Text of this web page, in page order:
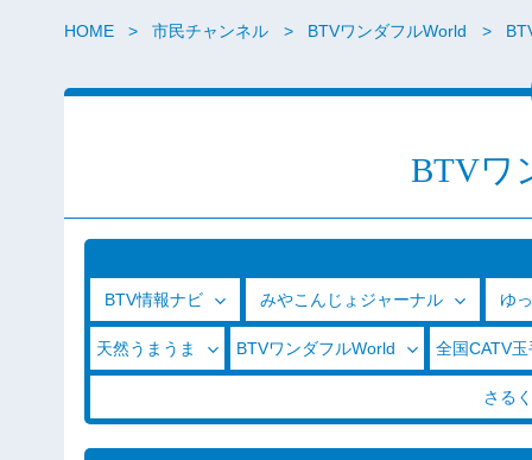
HOME 市民チャンネル BTVワンダフルWorld
BTVワ
BTV情報ナビ みやこんじょジャーナル ゆ
天然うまうま BTVワンダフルWorld 全国CATV
さる